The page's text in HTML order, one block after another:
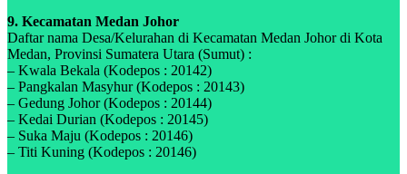
9. Kecamatan Medan Johor
Daftar nama Desa/Kelurahan di Kecamatan Medan Johor di Kota
Medan, Provinsi Sumatera Utara (Sumut) :
– Kwala Bekala (Kodepos : 20142)
– Pangkalan Masyhur (Kodepos : 20143)
– Gedung Johor (Kodepos : 20144)
– Kedai Durian (Kodepos : 20145)
– Suka Maju (Kodepos : 20146)
– Titi Kuning (Kodepos : 20146)